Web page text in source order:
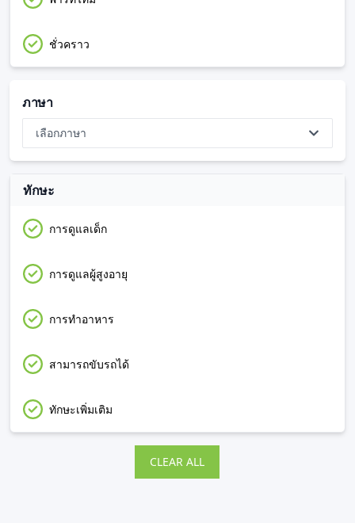
ชั่วคราว
ภาษา
เลือกภาษา
ทักษะ
การดูแลเด็ก
การดูแลผู้สูงอายุ
การทำอาหาร
สามารถขับรถได้
ทักษะเพิ่มเติม
CLEAR ALL